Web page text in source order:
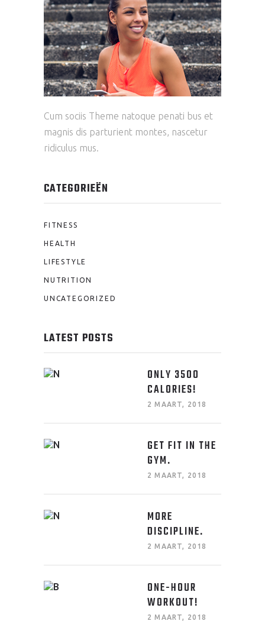
Cum sociis Theme natoque penati bus et
magnis dis parturient montes, nascetur
ridiculus mus.
CATEGORIEËN
FITNESS
HEALTH
LIFESTYLE
NUTRITION
UNCATEGORIZED
LATEST POSTS
ONLY 3500
CALORIES!
2 MAART, 2018
GET FIT IN THE
GYM.
2 MAART, 2018
MORE
DISCIPLINE.
2 MAART, 2018
ONE-HOUR
WORKOUT!
2 MAART, 2018